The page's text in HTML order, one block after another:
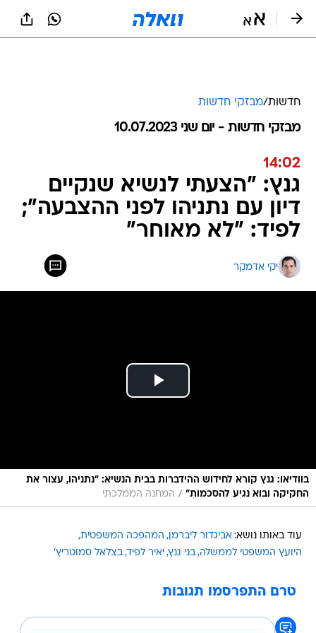
חדשות/מבזקי חדשות
מבזקי חדשות - יום שני 10.07.2023
14:02
גנץ: "הצעתי לנשיא שנקיים
דיון עם נתניהו לפני ההצבעה";
לפיד: "לא מאוחר"
יקי אדמקר
בוודיאו: גנץ קורא לחידוש ההידברות בבית הנשיא: "נתניהו, עצור את
החקיקה ובוא נגיע להסכמות" / המחנה הממלכתי
עוד באותו נושא: אביגדור ליברמן
המהפכה המשפטית
היועץ המשפטי לממשלה בני גנץ יאיר לפיד בצלאל סמוטריץ'
טרם התפרסמו תגובות